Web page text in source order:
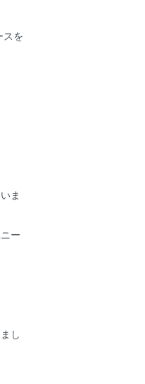
を
ま
ー
し